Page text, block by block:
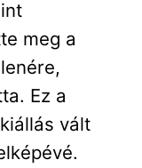
meg a
Ez a
vált